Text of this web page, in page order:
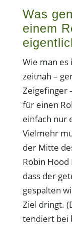
Was
einem
Wie man es
zeitnah –
Zeigefinger
für einen
einfach nur
Vielmehr
der Mitte
Robin
dass der
gespalten
Ziel dringt.
tendiert bei